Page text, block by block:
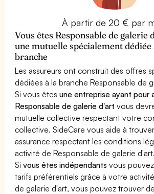
À partir de 20 € par
Vous êtes Responsable de galerie
une mutuelle spécialement dédiée
branche
Les assureurs ont construit des offres
dédiées à la branche Responsable de
Si vous êtesune entreprise ayant pour
Responsable de galerie d'art vous
mutuelle collective respectant votre
collective. SideCare vous aide à
assurance respectant les conditions
activité de Responsable de galerie d'art.
Sivous êtes indépendants vous
tarifs préférentiels grâce à votre
de galerie d'art, vous pouvez trouver